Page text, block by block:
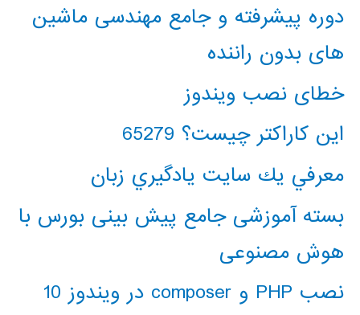
دوره پیشرفته و جامع مهندسی ماشین
های بدون راننده
خطای نصب ویندوز
این کاراکتر چیست؟ 65279
معرفي يك سايت يادگيري زبان
بسته آموزشی جامع پیش بینی بورس با
هوش مصنوعی
نصب PHP و composer در ویندوز 10